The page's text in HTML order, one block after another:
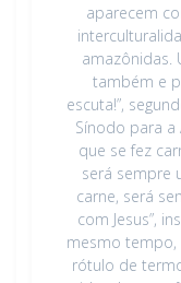
aparecem
amazônidas.
também e
escuta!”,
Sínodo para a
que se fez
será sempre
carne, será
com Jesus”,
mesmo tempo,
rótulo de